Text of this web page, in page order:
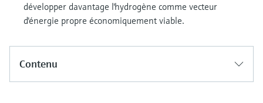
développer davantage l'hydrogène comme vecteur
d'énergie propre économiquement viable.
Contenu